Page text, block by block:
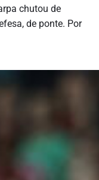
chutou de
de ponte. Por